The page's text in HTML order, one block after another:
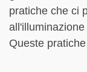
pratiche che ci
Queste